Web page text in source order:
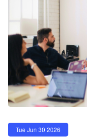
Tue Jun 30 2026